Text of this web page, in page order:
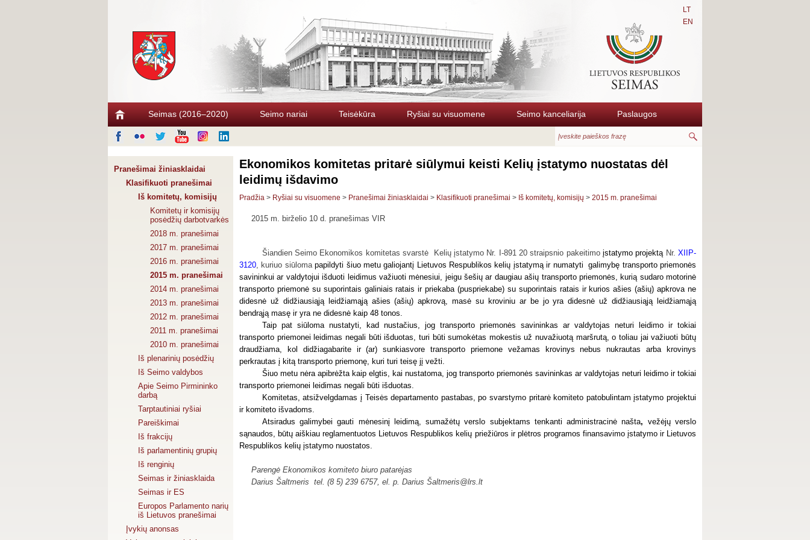
LT
EN
Seimas (2016–2020) Seimo nariai Teisėkūra Ryšiai su visuomene Seimo kanceliarija Paslaugos
Pranešimai žiniasklaidai
Klasifikuoti pranešimai
Iš komitetų, komisijų
Komitetų ir komisijų
posėdžių darbotvarkės
2018 m. pranešimai
2017 m. pranešimai
2016 m. pranešimai
2015 m. pranešimai
2014 m. pranešimai
2013 m. pranešimai
2012 m. pranešimai
2011 m. pranešimai
2010 m. pranešimai
Iš plenarinių posėdžių
Iš Seimo valdybos
Apie Seimo Pirmininko
darbą
Tarptautiniai ryšiai
Pareiškimai
Iš frakcijų
Iš parlamentinių grupių
Iš renginių
Seimas ir žiniasklaida
Seimas ir ES
Europos Parlamento narių
iš Lietuvos pranešimai
Įvykių anonsas
Ekonomikos komitetas pritarė siūlymui keisti Kelių įstatymo nuostatas dėl
leidimų išdavimo
Pradžia > Ryšiai su visuomene > Pranešimai žiniasklaidai > Klasifikuoti pranešimai > Iš komitetų, komisijų > 2015 m. pranešimai
2015 m. birželio 10 d. pranešimas VIR
Šiandien Seimo Ekonomikos komitetas svarstė Kelių įstatymo Nr. I-891 20 straipsnio pakeitimoįstatymo projektąNr.XIIP-
3120, kuriuo siūlomapapildyti šiuo metu galiojantį Lietuvos Respublikos kelių įstatymą ir numatyti
galimybę transporto priemonės
savininkui ar valdytojui išduoti leidimus važiuoti mėnesiui, jeigu šešių ar daugiau ašių transporto priemonės, kurią sudaro motorinė
transporto priemonė su suporintais galiniais ratais ir priekaba (puspriekabe) su suporintais ratais ir kurios ašies (ašių) apkrova ne
didesnė už didžiausiąją leidžiamąją ašies (ašių) apkrovą, masė su kroviniu ar be jo yra didesnė už didžiausiąją leidžiamąją
bendrąją masę ir yra ne didesnė kaip 48 tonos.
Taip pat siūloma nustatyti, kad nustačius, jog transporto priemonės savininkas ar valdytojas neturi leidimo ir tokiai
transporto priemonei leidimas negali būti išduotas, turi būti sumokėtas mokestis už nuvažiuotą maršrutą, o toliau jai važiuoti būtų
draudžiama, kol didžiagabarite ir (ar) sunkiasvore transporto priemone vežamas krovinys nebus nukrautas arba krovinys
perkrautas į kitą transporto priemonę, kuri turi teisę jį vežti.
Šiuo metu nėra apibrėžta kaip elgtis, kai nustatoma, jog transporto priemonės savininkas ar valdytojas neturi leidimo ir tokiai
transporto priemonei leidimas negali būti išduotas.
Komitetas, atsižvelgdamas į Teisės departamento pastabas, po svarstymo pritarė komiteto patobulintam įstatymo projektui
ir komiteto išvadoms.
Atsiradus galimybei gauti mėnesinį leidimą,sumažėtų verslo subjektams tenkanti administracinė našta, vežėjųverslo
sąnaudos, būtų aiškiau reglamentuotos Lietuvos Respublikos kelių priežiūros ir plėtros programos finansavimo įstatymo ir Lietuvos
Respublikos kelių įstatymo nuostatos.
Parengė Ekonomikos komiteto biuro patarėjas
Darius Šaltmeris tel. (8 5) 239 6757, el. p. Darius Šaltmeris@lrs.lt